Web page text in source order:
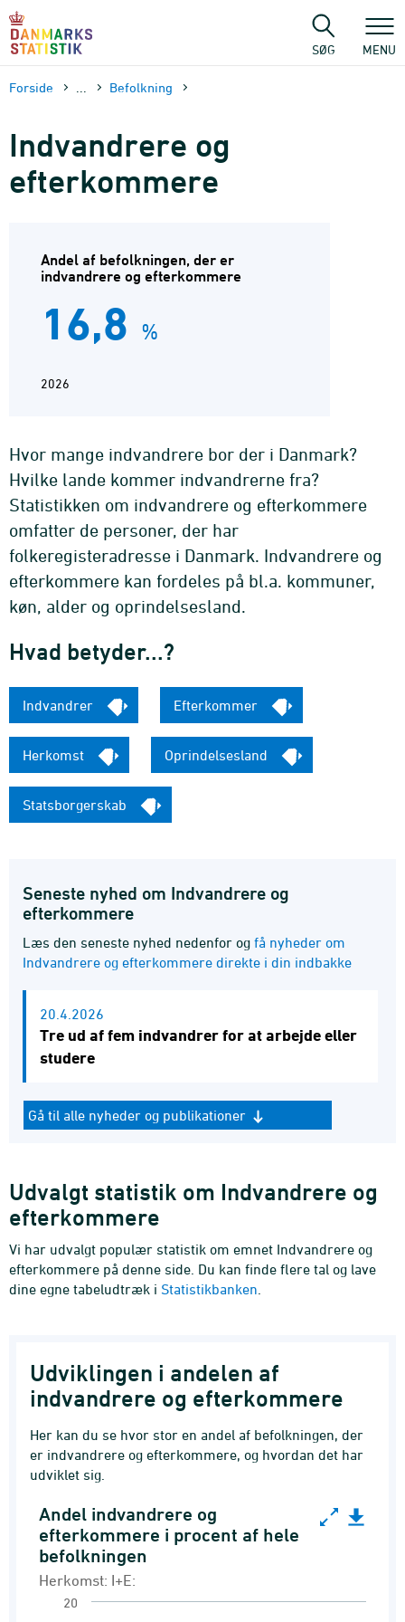
sidens
SØG MENU
Forside Befolkning
Indvandrere og
efterkommere
Andel af befolkningen, der er
indvandrere og efterkommere
16,8 %
2026
Hvor mange indvandrere bor der i Danmark?
Hvilke lande kommer indvandrerne fra?
Statistikken om indvandrere og efterkommere
omfatter de personer, der har
folkeregisteradresse i Danmark. Indvandrere og
efterkommere kan fordeles på bl.a. kommuner,
køn, alder og oprindelsesland.
Hvad betyder...?
Indvandrer Efterkommer
Herkomst Oprindelsesland
Statsborgerskab
Seneste nyhed om Indvandrere og
efterkommere
Læs den seneste nyhed nedenfor og få nyheder om
Indvandrere og efterkommere direkte i din indbakke
20.4.2026
Tre ud af fem indvandrer for at arbejde eller
studere
Gå til alle nyheder og publikationer
Udvalgt statistik om Indvandrere og
efterkommere
Vi har udvalgt populær statistik om emnet Indvandrere og
efterkommere på denne side. Du kan finde flere tal og lave
dine egne tabeludtræk i Statistikbanken
Udviklingen i andelen af
indvandrere og efterkommere
Her kan du se hvor stor en andel af befolkningen, der
er indvandrere og efterkommere, og hvordan det har
udviklet sig.
Andel indvandrere og efterkommere i procent
Line chart with 41 data points.
Herkomst: I+E:
Herkomstgruppernes andel af hele
Andel indvandrere og
efterkommere i procent af hele
befolkningen
Herkomst: I+E:
20